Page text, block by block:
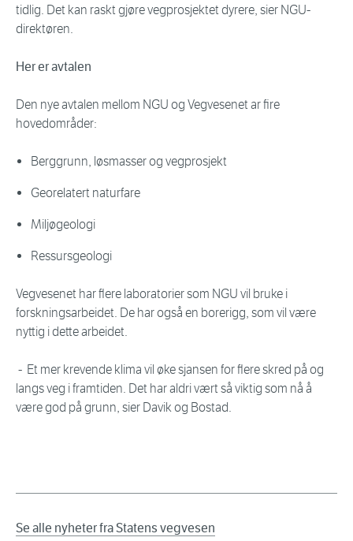
tidlig. Det kan raskt gjøre vegprosjektet dyrere, sier NGU-
direktøren.
Her er avtalen
Den nye avtalen mellom NGU og Vegvesenet ar fire
hovedområder:
Berggrunn, løsmasser og vegprosjekt
Georelatert naturfare
Miljøgeologi
Ressursgeologi
Vegvesenet har flere laboratorier som NGU vil bruke i
forskningsarbeidet. De har også en borerigg, som vil være
nyttig i dette arbeidet.
- Et mer krevende klima vil øke sjansen for flere skred på og
langs veg i framtiden. Det har aldri vært så viktig som nå å
være god på grunn, sier Davik og Bostad.
Se alle nyheter fra Statens vegvesen